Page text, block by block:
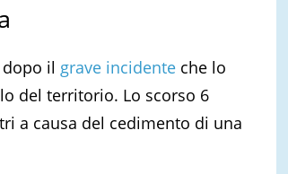
il grave incidente che lo
del territorio. Lo scorso 6
a causa del cedimento di una